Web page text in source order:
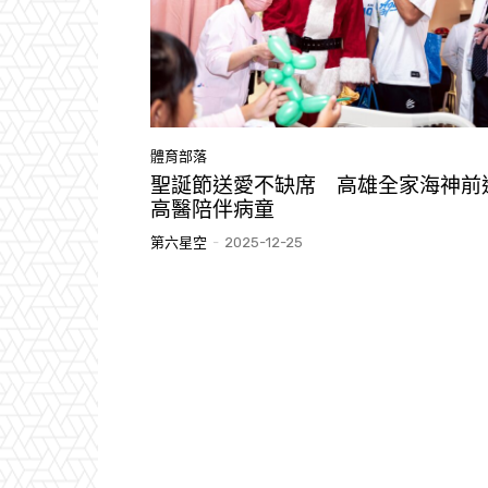
體育部落
聖誕節送愛不缺席 高雄全家海神前
高醫陪伴病童
第六星空 - 2025-12-25